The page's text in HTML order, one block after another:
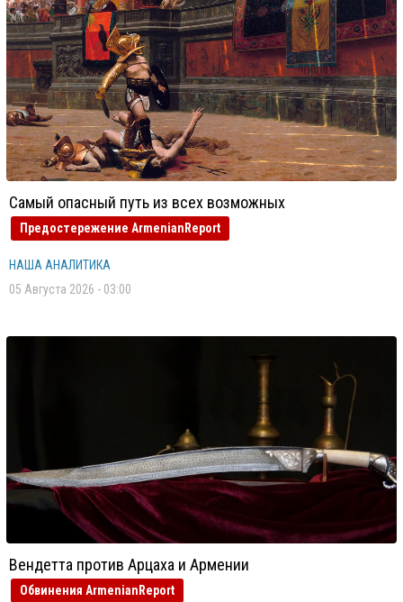
Самый опасный путь из всех возможных
Предостережение ArmenianReport
НАША АНАЛИТИКА
05 Августа 2026 - 03:00
Вендетта против Арцаха и Армении
Обвинения ArmenianReport